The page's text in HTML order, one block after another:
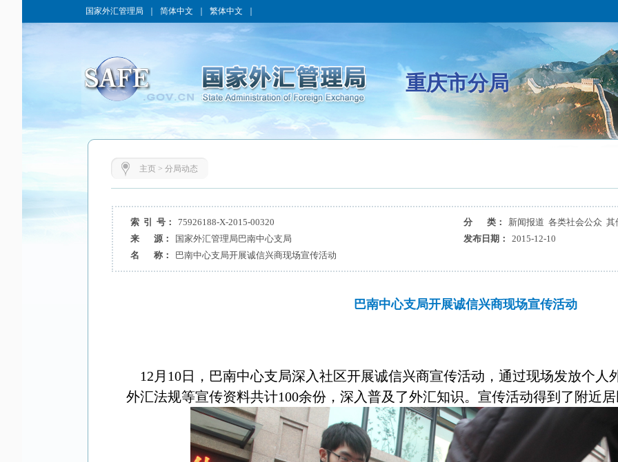
国家外汇管理局 简体中文 繁体中文
重庆市分局
主页> 分局动态
索 引 号： 75926188-X-2015-00320 分 类：
新闻报道 各类社会公众 其
来 源：
国家外汇管理局巴南中心支局 发布日期：
2015-12-10
名 称：
巴南中心支局开展诚信兴商现场宣传活动
巴南中心支局开展诚信兴商现场宣传活动
12月10日，巴南中心支局深入社区开展诚信兴商宣传活动，通过现场发放个人
外汇法规等宣传资料共计100余份，深入普及了外汇知识。宣传活动得到了附近居